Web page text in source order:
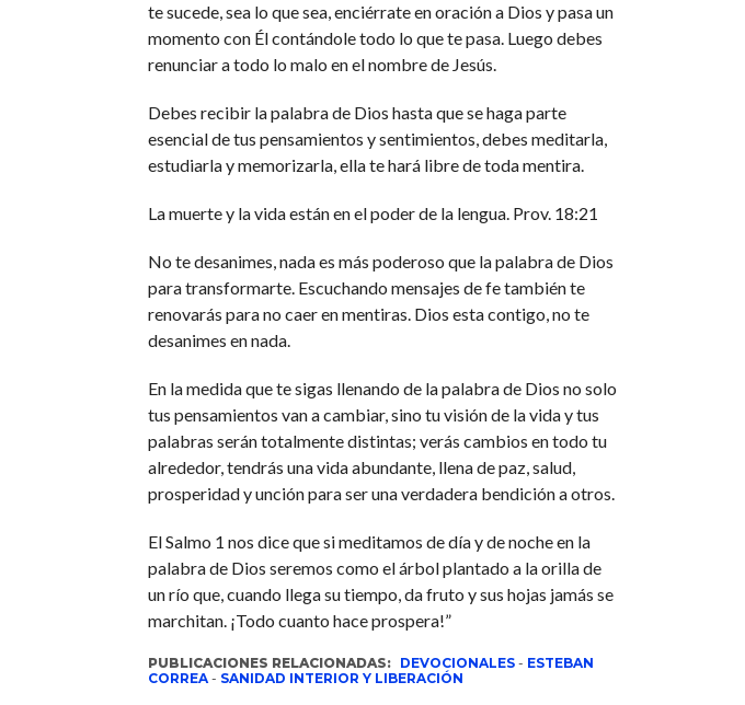
te sucede, sea lo que sea, enciérrate en oración a Dios y pasa un
momento con Él contándole todo lo que te pasa. Luego debes
renunciar a todo lo malo en el nombre de Jesús.
Debes recibir la palabra de Dios hasta que se haga parte
esencial de tus pensamientos y sentimientos, debes meditarla,
estudiarla y memorizarla, ella te hará libre de toda mentira.
La muerte y la vida están en el poder de la lengua. Prov. 18:21
No te desanimes, nada es más poderoso que la palabra de Dios
para transformarte. Escuchando mensajes de fe también te
renovarás para no caer en mentiras. Dios esta contigo, no te
desanimes en nada.
En la medida que te sigas llenando de la palabra de Dios no solo
tus pensamientos van a cambiar, sino tu visión de la vida y tus
palabras serán totalmente distintas; verás cambios en todo tu
alrededor, tendrás una vida abundante, llena de paz, salud,
prosperidad y unción para ser una verdadera bendición a otros.
El Salmo 1 nos dice que si meditamos de día y de noche en la
palabra de Dios seremos como el árbol plantado a la orilla de
un río que, cuando llega su tiempo, da fruto y sus hojas jamás se
marchitan. ¡Todo cuanto hace prospera!”
PUBLICACIONES RELACIONADAS: DEVOCIONALES- ESTEBAN
CORREA- SANIDAD INTERIOR Y LIBERACIÓN